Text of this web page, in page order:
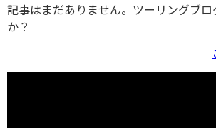
記事はまだありません。ツーリングブ
か？